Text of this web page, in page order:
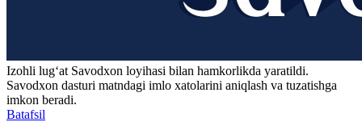
Izohli lugʻat Savodxon loyihasi bilan hamkorlikda yaratildi.
Savodxon dasturi matndagi imlo xatolarini aniqlash va tuzatishga
imkon beradi.
Batafsil